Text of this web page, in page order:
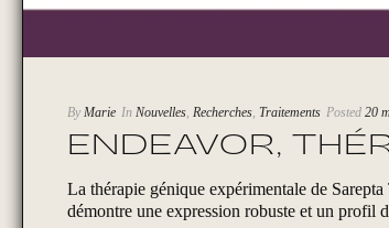
By Marie In Nouvelles Recherches Traitements Posted 20
ENDEAVOR,
La thérapie génique expérimentale de
démontre une expression robuste et un profil